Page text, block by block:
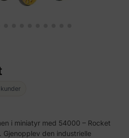
i miniatyr med 54000 – Rocket
den industrielle